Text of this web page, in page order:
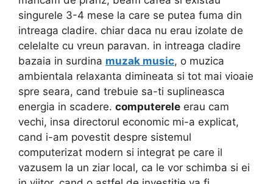
singurele 3-4 mese la care se putea fuma din
intreaga cladire. chiar daca nu erau izolate de
celelalte cu vreun paravan. in intreaga cladire
bazaia in surdina muzak music, o muzica
ambientala relaxanta dimineata si tot mai vioaie
spre seara, cand trebuie sa-ti suplineasca
energia in scadere. computerele erau cam
vechi, insa directorul economic mi-a explicat,
cand i-am povestit despre sistemul
computerizat modern si integrat pe care il
vazusem la un ziar local, ca le vor schimba si ei